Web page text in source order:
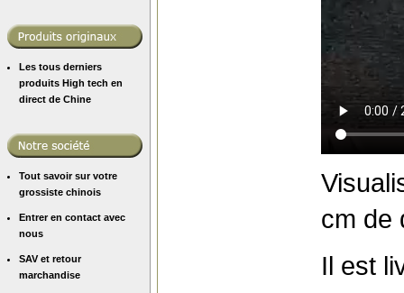
Les tous derniers
produits High tech en
direct de Chine
Tout savoir sur votre
grossiste chinois
Entrer en contact avec
nous
SAV et retour
marchandise
cm de
Il est